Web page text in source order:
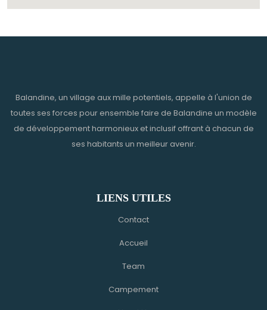
Balandine, un village aux mille potentiels, appelle à l'union de
toutes ses forces pour ensemble faire de Balandine un modèle
de développement harmonieux et inclusif offrant à chacun de
ses habitants un meilleur avenir.
LIENS UTILES
Contact
Accueil
Team
Campement